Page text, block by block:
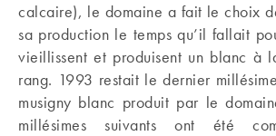
calcaire), le domaine a fait le choix
sa production le temps qu’il fallait
vieillissent et produisent un blanc à
rang. 1993 restait le dernier
musigny blanc produit par le
millésimes suivants ont été